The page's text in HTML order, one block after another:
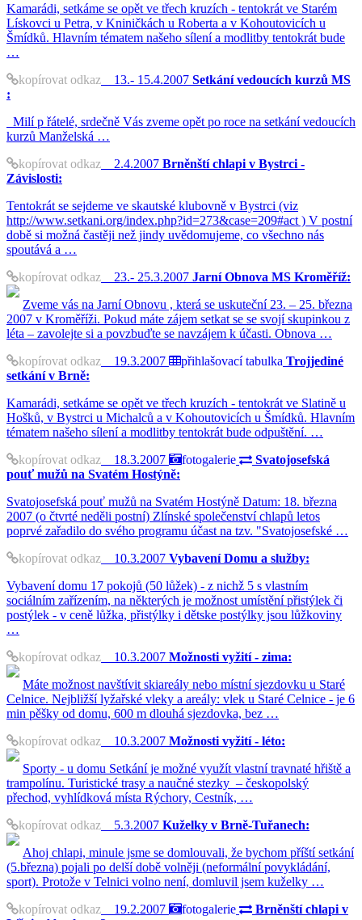
Kamarádi, setkáme se opět ve třech kruzích - tentokrát ve Starém
Lískovci u Petra, v Kniničkách u Roberta a v Kohoutovicích u
Šmídků. Hlavním tématem našeho sílení a modlitby tentokrát bude
…
kopírovat odkaz 13.- 15.4.2007 Setkání vedoucích kurzů MS
:
Milí p řátelé, srdečně Vás zveme opět po roce na setkání vedoucích
kurzů Manželská …
kopírovat odkaz 2.4.2007 Brněnští chlapi v Bystrci -
Závislosti:
Tentokrát se sejdeme ve skautské klubovně v Bystrci (viz
http://www.setkani.org/index.php?id=273&case=209#act ) V postní
době si možná častěji než jindy uvědomujeme, co všechno nás
spoutává a …
kopírovat odkaz 23.- 25.3.2007 Jarní Obnova MS Kroměříž:
Zveme vás na Jarní Obnovu , která se uskuteční 23. – 25. března
2007 v Kroměříži. Pokud máte zájem setkat se se svojí skupinkou z
léta – zavolejte si a povzbuďte se navzájem k účasti. Obnova …
kopírovat odkaz 19.3.2007 přihlašovací tabulka Trojjediné
setkání v Brně:
Kamarádi, setkáme se opět ve třech kruzích - tentokrát ve Slatině u
Hošků, v Bystrci u Michalců a v Kohoutovicích u Šmídků. Hlavním
tématem našeho sílení a modlitby tentokrát bude odpuštění. …
kopírovat odkaz 18.3.2007 fotogalerie
Svatojosefská
pouť mužů na Svatém Hostýně:
Svatojosefská pouť mužů na Svatém Hostýně Datum: 18. března
2007 (o čtvrté neděli postní) Zlínské společenství chlapů letos
poprvé zařadilo do svého programu účast na tzv. "Svatojosefské …
kopírovat odkaz 10.3.2007 Vybavení Domu a služby:
Vybavení domu 17 pokojů (50 lůžek) - z nichž 5 s vlastním
sociálním zařízením, na některých je možnost umístění přistýlek či
postýlek - v ceně lůžka, přistýlky i dětske postýlky jsou lůžkoviny
…
kopírovat odkaz 10.3.2007 Možnosti vyžití - zima:
Máte možnost navštívit skiareály nebo místní sjezdovku u Staré
Celnice. Nejbližší lyžařské vleky a areály: vlek u Staré Celnice - je 6
min pěšky od domu, 600 m dlouhá sjezdovka, bez …
kopírovat odkaz 10.3.2007 Možnosti vyžití - léto:
Sporty - u domu Setkání je možné využít vlastní travnaté hřiště a
trampolínu. Turistické trasy a naučné stezky – českopolský
přechod, vyhlídková místa Rýchory, Cestník, …
kopírovat odkaz 5.3.2007 Kuželky v Brně-Tuřanech:
Ahoj chlapi, minule jsme se domlouvali, že bychom příští setkání
(5.března) pojali po delší době volněji (neformální povykládání,
sport). Protože v Telnici volno není, domluvil jsem kuželky …
kopírovat odkaz 19.2.2007 fotogalerie
Brněnští chlapi v